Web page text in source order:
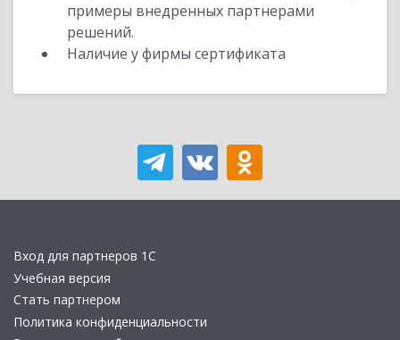
примеры внедренных партнерами
решений.
Наличие у фирмы сертификата
Вход для партнеров 1С
Учебная версия
Стать партнером
Политика конфиденциальности